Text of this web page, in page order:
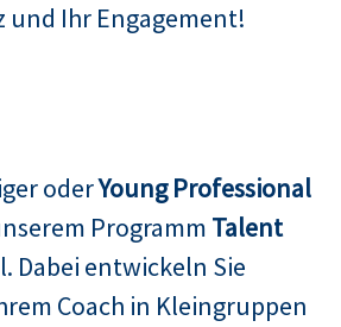
und Ihr Engagement!
oderYoung Professional
Programm Talent
Dabei entwickeln Sie
Coach in Kleingruppen